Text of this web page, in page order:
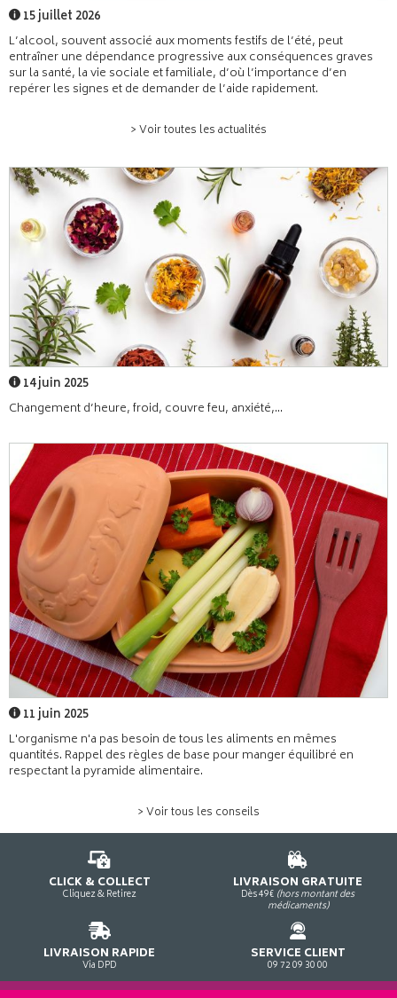
15 juillet 2026
L’alcool, souvent associé aux moments festifs de l’été, peut
entraîner une dépendance progressive aux conséquences graves
sur la santé, la vie sociale et familiale, d’où l’importance d’en
repérer les signes et de demander de l’aide rapidement.
> Voir toutes les actualités
14 juin 2025
Changement d’heure, froid, couvre feu, anxiété,...
11 juin 2025
L'organisme n'a pas besoin de tous les aliments en mêmes
quantités. Rappel des règles de base pour manger équilibré en
respectant la pyramide alimentaire.
> Voir tous les conseils
CLICK & COLLECT
Cliquez & Retirez
LIVRAISON GRATUITE
Dès 49€ (hors montant des
médicaments)
LIVRAISON RAPIDE
Via DPD
SERVICE CLIENT
09 72 09 30 00